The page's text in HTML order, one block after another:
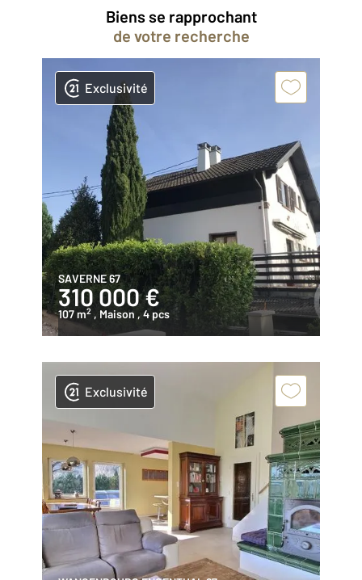
Biens se rapprochant
de votre recherche
Exclusivité
SAVERNE 67
310 000 €
107 m2 , Maison , 4 pcs
Exclusivité